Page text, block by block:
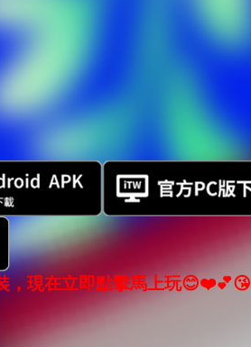
，現在立即點擊馬上玩😊❤️💕😘